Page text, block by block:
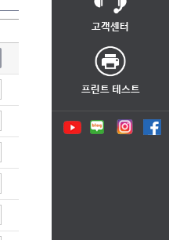
고객센터
프린트 테스트